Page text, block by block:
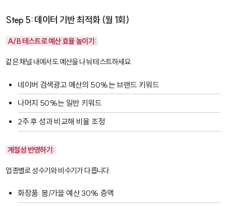
Step 5: 데이터 기반 최적화 (월 1회)
A/B 테스트로 예산 효율 높이기:
같은 채널 내에서도 예산을 나눠 테스트하세요.
네이버 검색광고 예산의 50%는 브랜드 키워드
나머지 50%는 일반 키워드
2주 후 성과 비교해 비율 조정
계절성 반영하기:
업종별로 성수기와 비수기가 다릅니다.
화장품: 봄/가을 예산 30% 증액